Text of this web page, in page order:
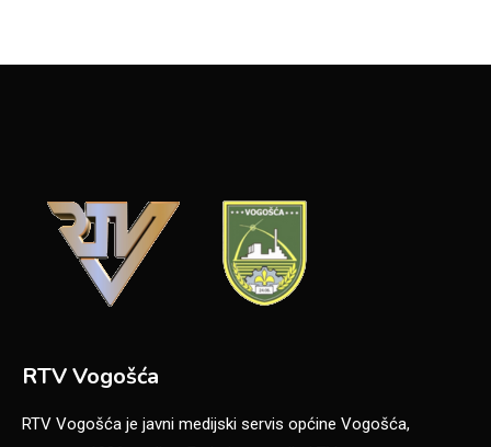
RTV Vogošća
RTV Vogošća je javni medijski servis općine Vogošća,